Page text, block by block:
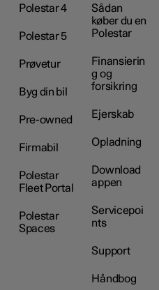
Polestar 4
Polestar 5
Prøvetur
Byg din bil
Pre-owned
Firmabil
Polestar
Fleet Portal
Polestar
Spaces
Sådan
køber du en
Polestar
Finansierin
g og
forsikring
Ejerskab
Opladning
Download
appen
Servicepoi
nts
Support
Håndbog